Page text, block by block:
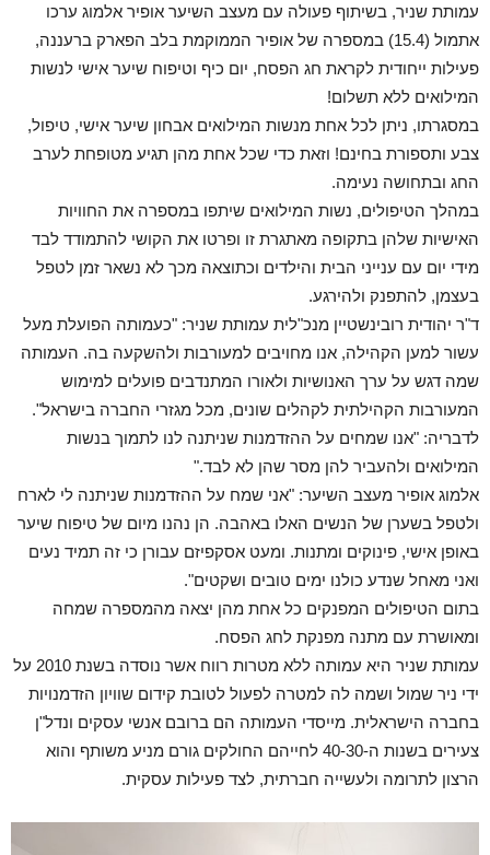
עמותת שניר, בשיתוף פעולה עם מעצב השיער אופיר אלמוג ערכו
אתמול (15.4) במספרה של אופיר הממוקמת בלב הפארק ברעננה,
פעילות ייחודית לקראת חג הפסח, יום כיף וטיפוח שיער אישי לנשות
המילואים ללא תשלום!
במסגרתו, ניתן לכל אחת מנשות המילואים אבחון שיער אישי, טיפול,
צבע ותספורת בחינם! וזאת כדי שכל אחת מהן תגיע מטופחת לערב
החג ובתחושה נעימה.
במהלך הטיפולים, נשות המילואים שיתפו במספרה את החוויות
האישיות שלהן בתקופה מאתגרת זו ופרטו את הקושי להתמודד לבד
מידי יום עם ענייני הבית והילדים וכתוצאה מכך לא נשאר זמן לטפל
בעצמן, להתפנק ולהירגע.
ד"ר יהודית רובינשטיין מנכ"לית עמותת שניר: "כעמותה הפועלת מעל
עשור למען הקהילה, אנו מחויבים למעורבות ולהשקעה בה. העמותה
שמה דגש על ערך האנושיות ולאורו המתנדבים פועלים למימוש
המעורבות הקהילתית לקהלים שונים, מכל מגזרי החברה בישראל".
לדבריה: "אנו שמחים על ההזדמנות שניתנה לנו לתמוך בנשות
המילואים ולהעביר להן מסר שהן לא לבד."
אלמוג אופיר מעצב השיער: "אני שמח על ההזדמנות שניתנה לי לארח
ולטפל בשערן של הנשים האלו באהבה. הן נהנו מיום של טיפוח שיער
באופן אישי, פינוקים ומתנות. ומעט אסקפיזם עבורן כי זה תמיד נעים
ואני מאחל שנדע כולנו ימים טובים ושקטים".
בתום הטיפולים המפנקים כל אחת מהן יצאה מהמספרה שמחה
ומאושרת עם מתנה מפנקת לחג הפסח.
עמותת שניר היא עמותה ללא מטרות רווח אשר נוסדה בשנת 2010 על
ידי ניר שמול ושמה לה למטרה לפעול לטובת קידום שוויון הזדמנויות
בחברה הישראלית. מייסדי העמותה הם ברובם אנשי עסקים ונדל"ן
צעירים בשנות ה-40-30 לחייהם החולקים גורם מניע משותף והוא
הרצון לתרומה ולעשייה חברתית, לצד פעילות עסקית.